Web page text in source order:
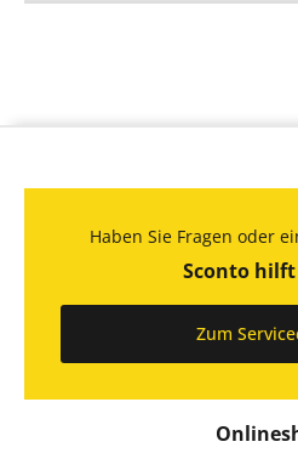
Haben Sie Fragen oder
Sconto hilft
Zum